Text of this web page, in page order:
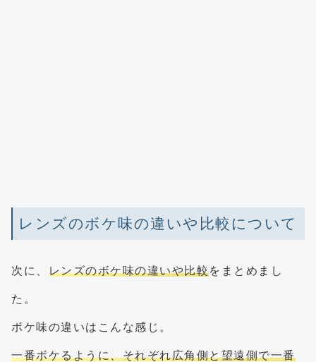
レンズのボケ味の違いや比較について
次に、 レンズのボケ味の違いや比較をまとめまし
た。
ボケ味の違いはこんな感じ。
一番ボケるように、それぞれ広角側と望遠側で一番